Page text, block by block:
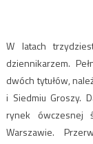
W latach
dziennikarzem.
dwóch tytułów,
i Siedmiu Groszy.
rynek ówczesnej
Warszawie.